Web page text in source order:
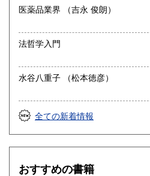
医薬品業界 （吉永 俊朗）
法哲学入門
水谷八重子 （松本徳彦）
全ての新着情報
おすすめの書籍